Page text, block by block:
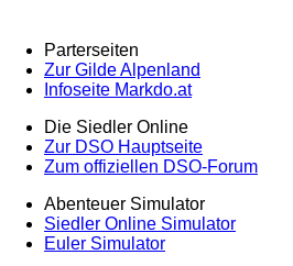
Parterseiten
Zur Gilde Alpenland
Infoseite Markdo.at
Die Siedler Online
Zur DSO Hauptseite
Zum offiziellen DSO-Forum
Abenteuer Simulator
Siedler Online Simulator
Euler Simulator